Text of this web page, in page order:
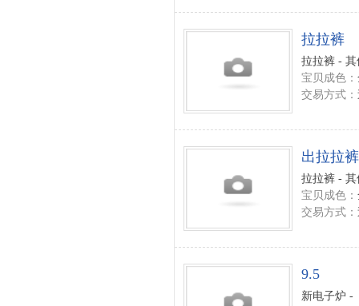
拉拉裤
拉拉裤 - 其
宝贝成色：
交易方式：
出拉拉裤
拉拉裤 - 其
宝贝成色：
交易方式：
9.5
新电子炉 -